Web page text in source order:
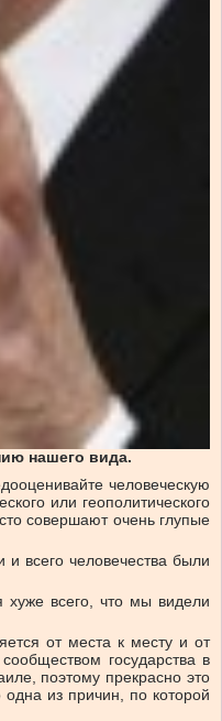
нашего вида.
человеческую
или геополитического
совершают очень глупые
всего человечества были
хуже всего, что мы видели
от места к месту и от
государства в
поэтому прекрасно это
из причин, по которой